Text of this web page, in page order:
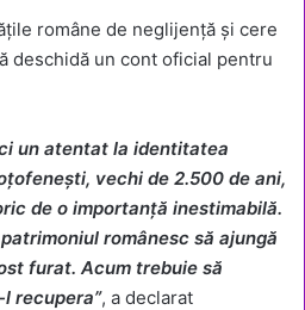
române de neglijență și cere
deschidă un cont oficial pentru
un atentat la identitatea
vechi de 2.500 de ani,
de o importanță inestimabilă.
românesc să ajungă
furat. Acum trebuie să
recupera”, a declarat